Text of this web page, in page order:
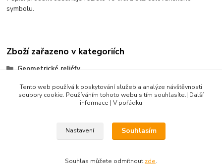
symbolu.
Zboží zařazeno v kategoriích
Geometrické reliéfy
Symbolika, mandaly
Produkty do 100 Kč
Tento web používá k poskytování služeb a analýze návštěvnosti
soubory cookie. Používáním tohoto webu s tím souhlasíte.| Další
informace | V pořádku
Nastavení Souhlasím
Souhlas můžete odmítnout zde.